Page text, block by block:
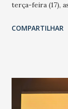
terça-feira (17),
adotadas pelo
população
públicos e
COMPARTILHAR